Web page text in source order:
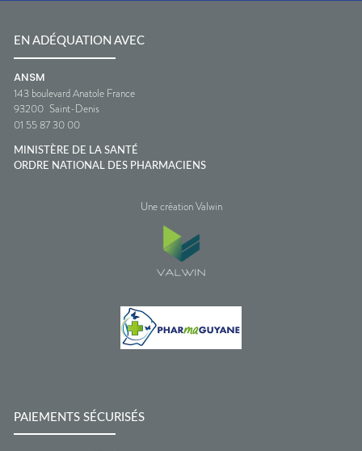
EN ADÉQUATION AVEC
ANSM
143 boulevard Anatole France
93200 Saint-Denis
01 55 87 30 00
MINISTÈRE DE LA SANTÉ
ORDRE NATIONAL DES PHARMACIENS
Une création Valwin
PAIEMENTS SÉCURISÉS